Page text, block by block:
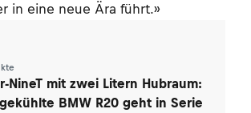
in eine neue Ära führt.»
NineT mit zwei Litern Hubraum:
BMW R20 geht in Serie